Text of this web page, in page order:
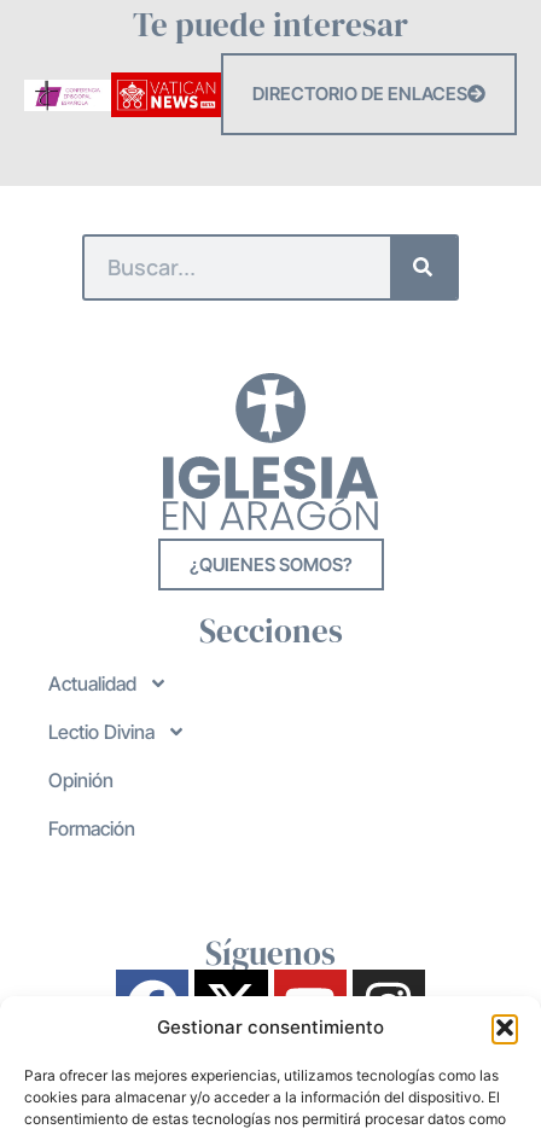
Gestionar consentimiento
Para ofrecer las mejores experiencias, utilizamos tecnologías como las
cookies para almacenar y/o acceder a la información del dispositivo. El
consentimiento de estas tecnologías nos permitirá procesar datos como
Te puede interesar
DIRECTORIO DE ENLACES
¿QUIENES SOMOS?
Secciones
Actualidad
Lectio Divina
Opinión
Formación
Síguenos